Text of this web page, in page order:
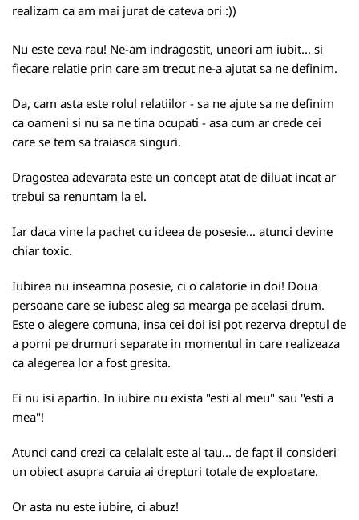
realizam ca am mai jurat de cateva ori :))
Nu este ceva rau! Ne-am indragostit, uneori am iubit... si
fiecare relatie prin care am trecut ne-a ajutat sa ne definim.
Da, cam asta este rolul relatiilor - sa ne ajute sa ne definim
ca oameni si nu sa ne tina ocupati - asa cum ar crede cei
care se tem sa traiasca singuri.
Dragostea adevarata este un concept atat de diluat incat ar
trebui sa renuntam la el.
Iar daca vine la pachet cu ideea de posesie... atunci devine
chiar toxic.
Iubirea nu inseamna posesie, ci o calatorie in doi! Doua
persoane care se iubesc aleg sa mearga pe acelasi drum.
Este o alegere comuna, insa cei doi isi pot rezerva dreptul de
a porni pe drumuri separate in momentul in care realizeaza
ca alegerea lor a fost gresita.
Ei nu isi apartin. In iubire nu exista "esti al meu" sau "esti a
mea"!
Atunci cand crezi ca celalalt este al tau... de fapt il consideri
un obiect asupra caruia ai drepturi totale de exploatare.
Or asta nu este iubire, ci abuz!